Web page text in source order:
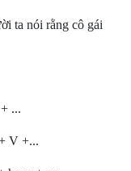
ta nói rằng cô gái
...
V +...